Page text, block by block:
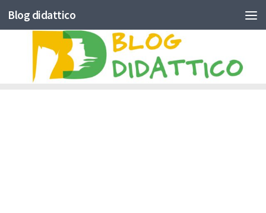
Skip to content
Blog didattico